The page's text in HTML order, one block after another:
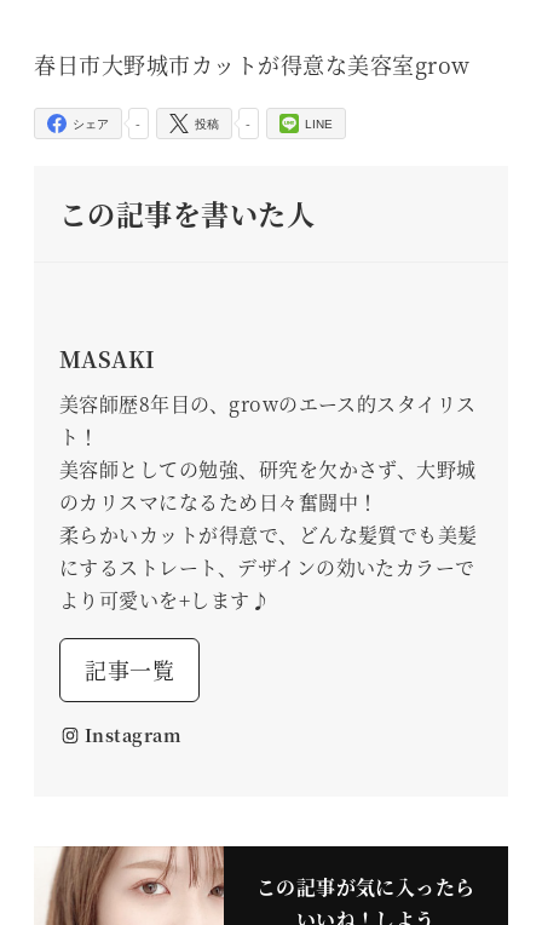
春日市大野城市カットが得意な美容室grow
-
シェア -
投稿 LINE
この記事を書いた人
MASAKI
美容師歴8年目の、growのエース的スタイリス
ト！
美容師としての勉強、研究を欠かさず、大野城
のカリスマになるため日々奮闘中！
柔らかいカットが得意で、どんな髪質でも美髪
にするストレート、デザインの効いたカラーで
より可愛いを+します♪
記事一覧
Instagram
この記事が気に入ったら